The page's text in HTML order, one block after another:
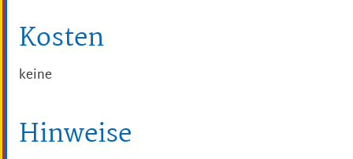
Kosten
keine
Hinweise